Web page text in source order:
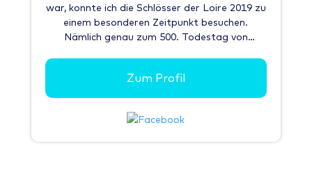
war, konnte ich die Schlösser der Loire 2019 zu
einem besonderen Zeitpunkt besuchen.
Nämlich genau zum 500. Todestag von
Saint-Georges-sur-Cher aus, der sehr zentral
zu den wichtigsten Schlössern liegt, habe ich
auf 3 Tage verteilt einige der imposanten
Schlösser der Loire besichtigt. Angefangen an
Tag 1 mit Schloss Azay-le-Rideau, einem
Zum Profil